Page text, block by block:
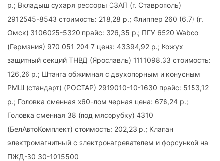
р.; Вкладыш сухаря рессоры СЗАП (г. Ставрополь)
2912545-8543 стоимость: 218,28 р.; Флиппер 260 (6.7) (г.
Омск) 3106025-5320 прайс: 326,35 р.; ПГУ 6520 Wabco
(Германия) 970 051 204 7 цена: 43394,92 р.; Кожух
защитный секций ТНВД (Ярославль) 1111098.33 стоимость:
126,26 р.; Штанга обжимная с двухопорным и конусным
РМШ (стандарт) (РОСТАР) 2919010-10-1630 прайс: 5153,12
р.; Головка сменная х60-лом черная цена: 676,24 р.;
Головка сменная 38 (под мясорубку) 4310
(БелАвтоКомплект) стоимость: 202,23 р.; Клапан
электромагнитный с электронагревателем и форсункой на
ПЖД-30 30-1015500